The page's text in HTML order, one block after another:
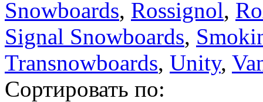
Snowboards, Rossignol,
Signal Snowboards,
Transnowboards, Unity,
Сортировать по: